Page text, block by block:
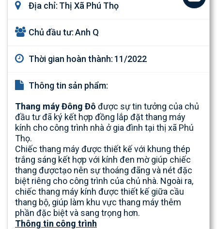
Địa chỉ: Thị Xã Phú Thọ
Chủ đầu tư:Anh Q
Thời gian hoàn thành: 11/2022
Thông tin sản phẩm:
Thang máy Đông Đô được sự tin tưởng của chủ
đầu tư đã ký kết hợp đồng lắp đặt thang máy
kính cho công trình nhà ở gia đình tại thị xã Phú
Thọ.
Chiếc thang máy được thiết kế với khung thép
trắng sáng kết hợp với kính đen mờ giúp chiếc
thang đượctạo nên sự thoáng đãng và nét đặc
biệt riêng cho công trình của chủ nhà. Ngoài ra,
chiếc thang máy kính được thiết kế giữa cầu
thang bộ, giúp làm khu vực thang máy thêm
phần đặc biệt và sang trọng hơn.
Thông tin công trình